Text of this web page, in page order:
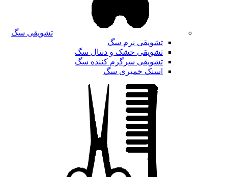
تشویقی سگ
تشویقی نرم سگ
تشویقی خشک و دنتال سگ
تشویقی سرگرم کننده سگ
اسنک خمیری سگ